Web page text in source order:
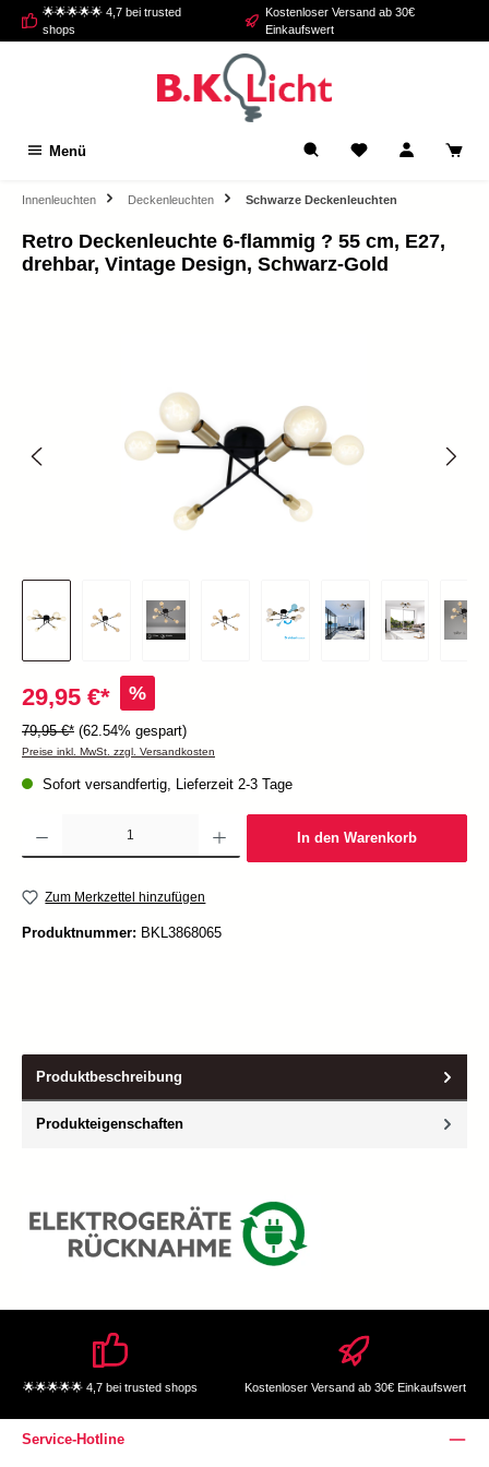
springen
🌟🌟🌟🌟🌟 4,7 bei trusted
shops
Kostenloser Versand ab 30€
Einkaufswert
Menü
Innenleuchten Deckenleuchten Schwarze Deckenleuchten
Retro Deckenleuchte 6-flammig ? 55 cm, E27,
drehbar, Vintage Design, Schwarz-Gold
29,95 €* %
79,95 €* (62.54% gespart)
Preise inkl. MwSt. zzgl. Versandkosten
Sofort versandfertig, Lieferzeit 2-3 Tage
Produkt Anzahl: Gib den gewünschten Wert ein oder benutze die Schaltflächen um die
In den Warenkorb
Zum Merkzettel hinzufügen
Produktnummer: BKL3868065
Produktbeschreibung
Produkteigenschaften
🌟🌟🌟🌟🌟 4,7 bei trusted shops Kostenloser Versand ab 30€ Einkaufswert
Service-Hotline